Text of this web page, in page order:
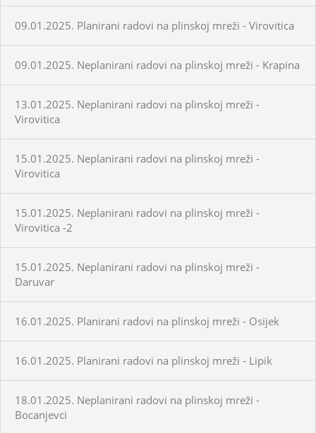
09.01.2025. Planirani radovi na plinskoj mreži - Virovitica
09.01.2025. Neplanirani radovi na plinskoj mreži - Krapina
13.01.2025. Neplanirani radovi na plinskoj mreži -
Virovitica
15.01.2025. Neplanirani radovi na plinskoj mreži -
Virovitica
15.01.2025. Neplanirani radovi na plinskoj mreži -
Virovitica -2
15.01.2025. Neplanirani radovi na plinskoj mreži -
Daruvar
16.01.2025. Planirani radovi na plinskoj mreži - Osijek
16.01.2025. Planirani radovi na plinskoj mreži - Lipik
18.01.2025. Neplanirani radovi na plinskoj mreži -
Bocanjevci